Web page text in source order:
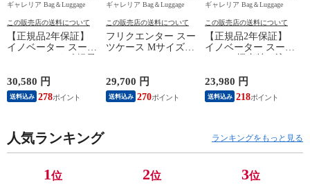
ギャレリア Bag＆Luggage
この販売店の送料について
【正規品2年保証】
イノベーター スーツ
ース suitcase ストッ
パー フロントポケッ
ト キャリーバッグ
Extreme Journey 92L
Large INV90
30,580 円
送料込み 278
ギャレリア Bag＆Luggage
この販売店の送料について
フリクエンター スー
ツケース Mサイズ
ス 52L 軽量 軽い 静
音 メンズ レディー
ス M TSロック 5泊 6
29,700 円
送料込み 270
ギャレリア Bag＆Luggage
この販売店の送料について
【正規品2年保証】
イノベーター スーツ
量 innovator キャリー
ケース ブランド 小
さめ Sサイズ ストッ
Journey Cabin INV50
23,980 円
送料込み 218
人気ランキング ランキングをもっと見る
1位 2位 3位